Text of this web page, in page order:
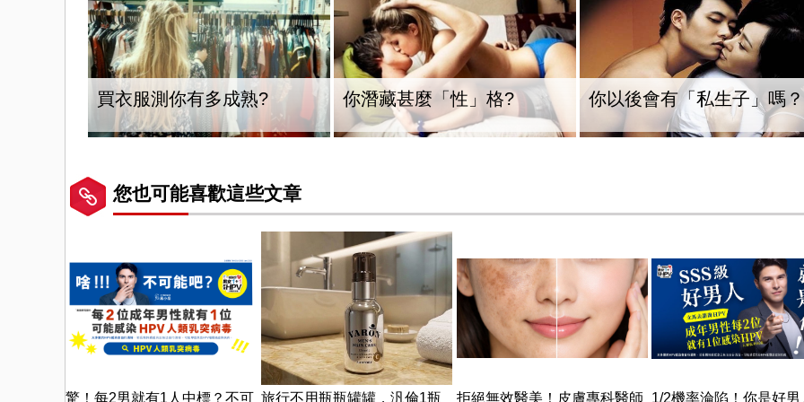
買衣服測你有多成熟? 你潛藏甚麼「性」格? 你以後會有「私生子」嗎？
您也可能喜歡這些文章
驚！每2男就有1人中標？不可 旅行不用瓶瓶罐罐，汎倫1瓶 拒絕無效醫美！皮膚專科醫師 1/2機率淪陷！你是好男